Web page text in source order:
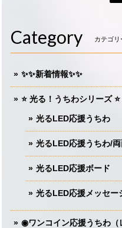
Category カテゴリ
✨✨新着情報✨✨
⭐️ 光る！うちわシリーズ ⭐️
光るLED応援うちわ
光るLED応援うちわ/
光るLED応援ボード
光るLED応援メッセー
◉ワンコイン応援うちわ